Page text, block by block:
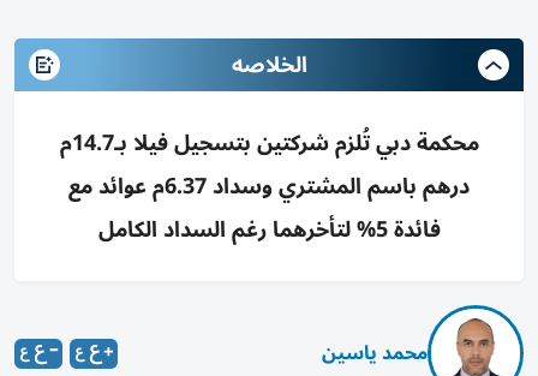
الخلاصه
محكمة دبي تُلزم شركتين بتسجيل فيلا بـ14.7م
درهم باسم المشتري وسداد 6.37م عوائد مع
فائدة 5% لتأخرهما رغم السداد الكامل
محمد ياسين